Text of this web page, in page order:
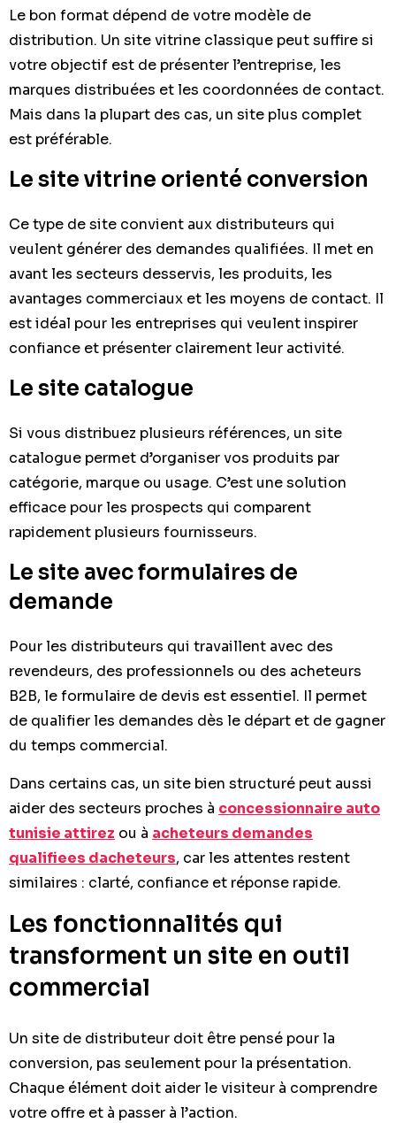
Le bon format dépend de votre modèle de
distribution. Un site vitrine classique peut suffire si
votre objectif est de présenter l’entreprise, les
marques distribuées et les coordonnées de contact.
Mais dans la plupart des cas, un site plus complet
est préférable.
Le site vitrine orienté conversion
Ce type de site convient aux distributeurs qui
veulent générer des demandes qualifiées. Il met en
avant les secteurs desservis, les produits, les
avantages commerciaux et les moyens de contact. Il
est idéal pour les entreprises qui veulent inspirer
confiance et présenter clairement leur activité.
Le site catalogue
Si vous distribuez plusieurs références, un site
catalogue permet d’organiser vos produits par
catégorie, marque ou usage. C’est une solution
efficace pour les prospects qui comparent
rapidement plusieurs fournisseurs.
Le site avec formulaires de
demande
Pour les distributeurs qui travaillent avec des
revendeurs, des professionnels ou des acheteurs
B2B, le formulaire de devis est essentiel. Il permet
de qualifier les demandes dès le départ et de gagner
du temps commercial.
Dans certains cas, un site bien structuré peut aussi
aider des secteurs proches à concessionnaire auto
tunisie attirez ou à acheteurs demandes
qualifiees dacheteurs, car les attentes restent
similaires : clarté, confiance et réponse rapide.
Les fonctionnalités qui
transforment un site en outil
commercial
Un site de distributeur doit être pensé pour la
conversion, pas seulement pour la présentation.
Chaque élément doit aider le visiteur à comprendre
votre offre et à passer à l’action.